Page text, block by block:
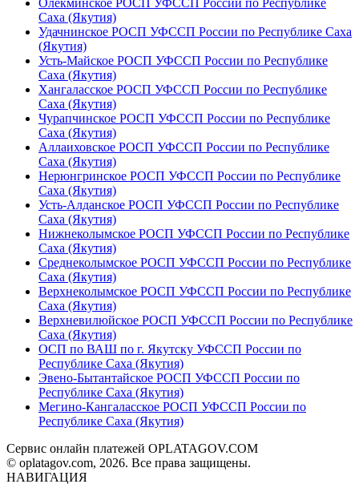
Олекминское РОСП УФССП России по Республике
Саха (Якутия)
Удачнинское РОСП УФССП России по Республике Саха
(Якутия)
Усть-Майское РОСП УФССП России по Республике
Саха (Якутия)
Хангаласское РОСП УФССП России по Республике
Саха (Якутия)
Чурапчинское РОСП УФССП России по Республике
Саха (Якутия)
Аллаиховское РОСП УФССП России по Республике
Саха (Якутия)
Нерюнгринское РОСП УФССП России по Республике
Саха (Якутия)
Усть-Алданское РОСП УФССП России по Республике
Саха (Якутия)
Нижнеколымское РОСП УФССП России по Республике
Саха (Якутия)
Среднеколымское РОСП УФССП России по Республике
Саха (Якутия)
Верхнеколымское РОСП УФССП России по Республике
Саха (Якутия)
Верхневилюйское РОСП УФССП России по Республике
Саха (Якутия)
ОСП по ВАШ по г. Якутску УФССП России по
Республике Саха (Якутия)
Эвено-Бытантайское РОСП УФССП России по
Республике Саха (Якутия)
Мегино-Кангаласское РОСП УФССП России по
Республике Саха (Якутия)
Сервис онлайн платежей OPLATAGOV.COM
© oplatagov.com, 2026. Все права защищены.
НАВИГАЦИЯ